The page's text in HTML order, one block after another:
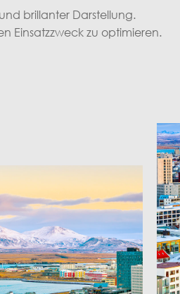
brillanter Darstellung.
Einsatzzweck zu optimieren.